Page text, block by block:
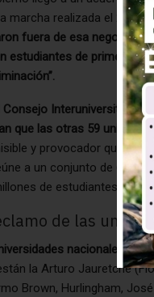
marcha realizada el 23 de
fuera de esa
estudiantes de primera y
Consejo Interuniversitario
que las otras 59
y provocador que se
a un conjunto de 60
de estudiantes de
de las
nacionales
la Arturo Jauretche
Brown, Hurlingham,